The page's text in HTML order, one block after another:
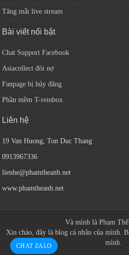
Tăng mắt live stream
Bài viết nổi bật
Chat Support Facebook
Asiacollect đòi nợ
Fanpage bị hủy đăng
Phần mềm T-reinbox
Liên hệ
19 Van Huong, Ton Duc Thang
0913967336
lienhe@phamtheanh.net
www.phamtheanh.net
Và mình là Phạm
Xin chào, đây là blog cá nhân của mình.
mình.
CHAT ZALO